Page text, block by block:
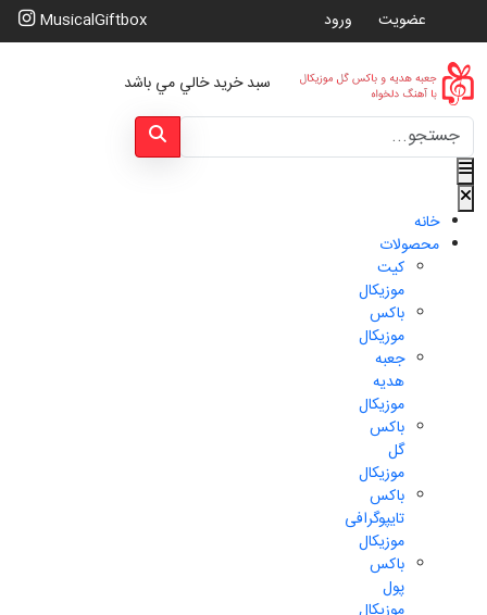
عضویت ورود MusicalGiftbox
Type 2 or more characters for results.
سبد خرید خالي مي باشد
خانه
محصولات
کیت
موزیکال
باکس
موزیکال
جعبه
هدیه
موزیکال
باکس
گل
موزیکال
باکس
تایپوگرافی
موزیکال
باکس
پول